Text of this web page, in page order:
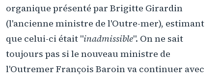
organique présenté par Brigitte Girardin
(l'ancienne ministre de l'Outre-mer), estimant
que celui-ci était "inadmissible". On ne sait
toujours pas si le nouveau ministre de
l'Outremer François Baroin va continuer avec